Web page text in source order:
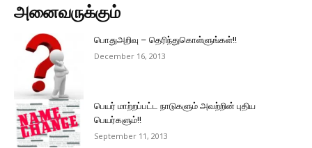
அனைவருக்கும்
பொதுஅறிவு – தெரிந்துகொள்ளுங்கள்!!
December 16, 2013
பெயர் மாற்றப்பட்ட நாடுகளும் அவற்றின் புதிய
பெயர்களும்!!
September 11, 2013